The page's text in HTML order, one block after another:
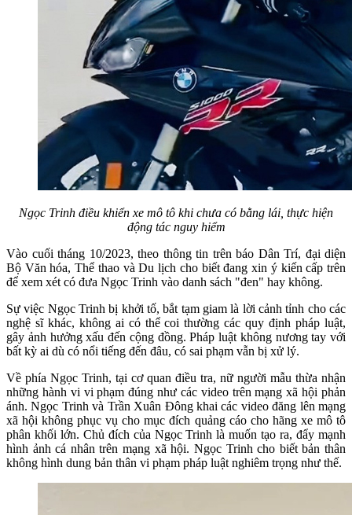
Ngọc Trinh điều khiển xe mô tô khi chưa có bằng lái, thực hiện
động tác nguy hiểm
Vào cuối tháng 10/2023, theo thông tin trên báo Dân Trí, đại diện
Bộ Văn hóa, Thể thao và Du lịch cho biết đang xin ý kiến cấp trên
để xem xét có đưa Ngọc Trinh vào danh sách "đen" hay không.
Sự việc Ngọc Trinh bị khởi tố, bắt tạm giam là lời cảnh tỉnh cho các
nghệ sĩ khác, không ai có thể coi thường các quy định pháp luật,
gây ảnh hưởng xấu đến cộng đồng. Pháp luật không nương tay với
bất kỳ ai dù có nổi tiếng đến đâu, có sai phạm vẫn bị xử lý.
Về phía Ngọc Trinh, tại cơ quan điều tra, nữ người mẫu thừa nhận
những hành vi vi phạm đúng như các video trên mạng xã hội phản
ánh. Ngọc Trinh và Trần Xuân Đông khai các video đăng lên mạng
xã hội không phục vụ cho mục đích quảng cáo cho hãng xe mô tô
phân khối lớn. Chủ đích của Ngọc Trinh là muốn tạo ra, đẩy mạnh
hình ảnh cá nhân trên mạng xã hội. Ngọc Trinh cho biết bản thân
không hình dung bản thân vi phạm pháp luật nghiêm trọng như thế.